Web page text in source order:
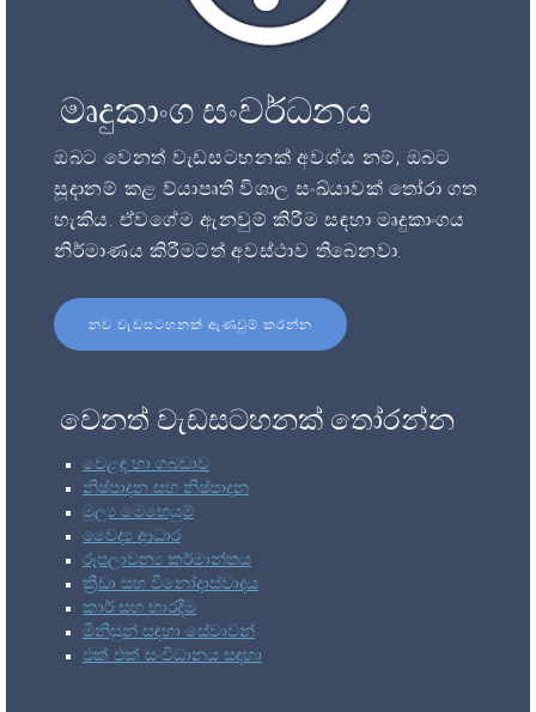
මෘදුකාංග සංවර්ධනය
ඔබට වෙනත් වැඩසටහනක් අවශ්ය නම්, ඔබට
සූදානම් කළ ව්යාපෘති විශාල සංඛ්යාවක් තෝරා ගත
හැකිය. ඒවගේම ඇනවුම් කිරීම සඳහා මෘදුකාංගය
නිර්මාණය කිරීමටත් අවස්ථාව තිබෙනවා.
නව වැඩසටහනක් ඇණවුම් කරන්න
වෙනත් වැඩසටහනක් තෝරන්න
වෙළඳ හා ගබඩාව
නිෂ්පාදන සහ නිෂ්පාදන
මූල්‍ය මෙහෙයුම්
වෛද්‍ය ආධාර
රූපලාවන්‍ය කර්මාන්තය
ක්‍රීඩා සහ විනෝදාස්වාදය
කාර් සහ භාරදීම
මිනිසුන් සඳහා සේවාවන්
එක් එක් සංවිධානය සඳහා